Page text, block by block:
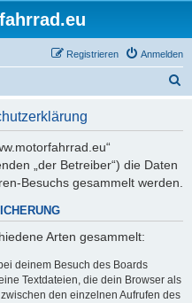
Anmelden
Registrieren
„der Betreiber“) die Daten
Besuchs gesammelt werden.
Arten gesammelt:
deinem Besuch des Boards
Textdateien, die dein Browser als
den einzelnen Aufrufen des